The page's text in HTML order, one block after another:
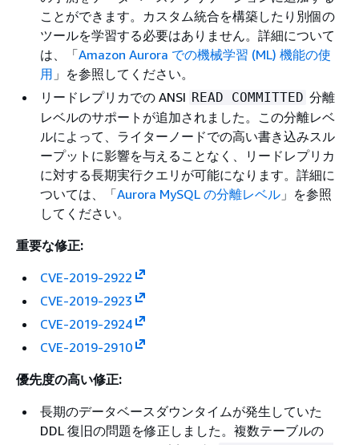
ことができます。カスタム統合を構築したり別個の
ツールを学習する必要はありません。詳細について
は、「Amazon Aurora での機械学習 (ML) 機能の使
用 」を参照してください。
リードレプリカでの ANSI READ COMMITTED 分離
レベルのサポートが追加されました。この分離レベ
ルによって、ライターノードでの高い書き込みスル
ープットに影響を与えることなく、リードレプリカ
に対する長期実行クエリが可能になります。詳細に
ついては、「Aurora MySQL の分離レベル 」を参照
してください。
重要な修正:
CVE-2019-2922
CVE-2019-2923
CVE-2019-2924
CVE-2019-2910
優先度の高い修正:
長期のデータベースダウンタイムが発生していた
DDL 復旧の問題を修正しました。複数テーブルの